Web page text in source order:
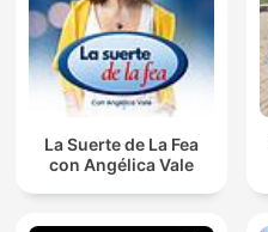
La Suerte de La Fea
con Angélica Vale